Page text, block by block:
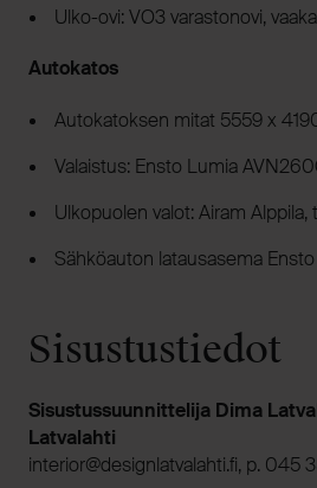
Ulko-ovi: VO3 varastonovi,
Autokatos
Autokatoksen mitat 5559 x
Valaistus: Ensto Lumia
Ulkopuolen valot: Airam Alppila,
Sähköauton latausasema
Sisustustiedot
Sisustussuunnittelija Dima
Latvalahti
if.ithalavtalngised@roiretni, p. 045